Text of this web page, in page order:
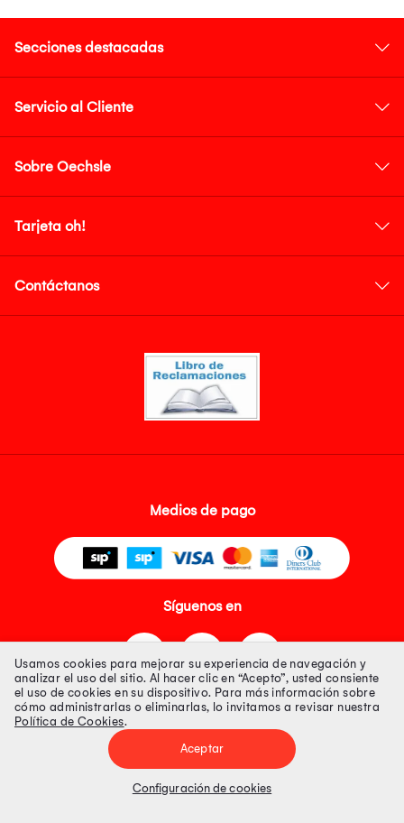
Secciones destacadas
Servicio al Cliente
Sobre Oechsle
Tarjeta oh!
Contáctanos
Medios de pago
Síguenos en
Tienda 100% Segura
Tiendas Peruanas S.A. R.U.C. Nº 20493020618. Todos los derechos
Precios disponibles solo en www.oechsle.pe. Precios online publicados
Usamos cookies para mejorar su experiencia de navegación y
analizar el uso del sitio. Al hacer clic en “Acepto”, usted consiente
el uso de cookies en su dispositivo. Para más información sobre
cómo administrarlas o eliminarlas, lo invitamos a revisar nuestra
Política de Cookies.
Aceptar
Configuración de cookies